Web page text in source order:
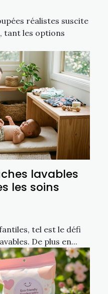
réalistes suscite
tant les options
lavables
les soins
tel est le défi
De plus en...